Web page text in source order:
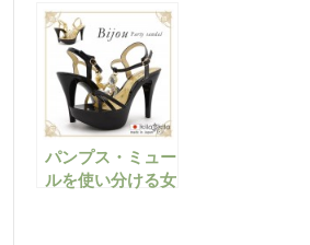
パンプス・ミュー
ルを使い分ける女